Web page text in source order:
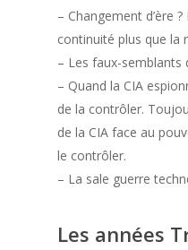
– Changement d’ère
continuité plus que la
– Les faux-semblants
– Quand la CIA
de la contrôler.
de la CIA face au
le contrôler.
– La sale guerre
Les années